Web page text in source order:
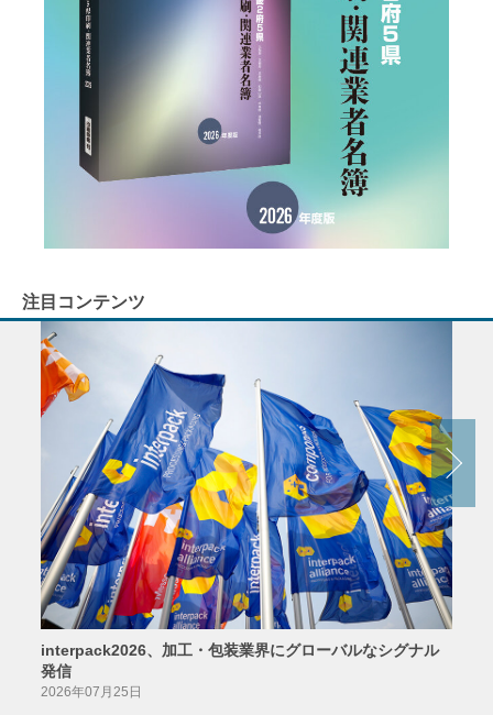
注目コンテンツ
interpack2026、加工・包装業界にグローバルなシグナル
発信
2026年07月25日